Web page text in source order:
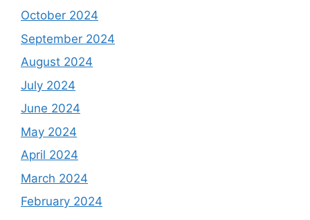
October 2024
September 2024
August 2024
July 2024
June 2024
May 2024
April 2024
March 2024
February 2024